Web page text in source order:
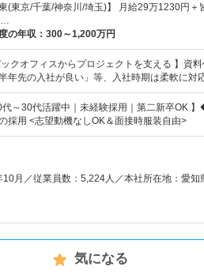
東(東京/千葉/神奈川/埼玉)】 月給29万1230円
の年収： 300～1,200万円
ックオフィスからプロジェクトを支える 】資
年先の入社が良い」等、入社時期は柔軟に対
代～30代活躍中｜未経験採用｜第二新卒
採用 <志望動機なしOK＆面接時服装自由>
月／従業員数：5,224人／本社所在地：愛知
気になる